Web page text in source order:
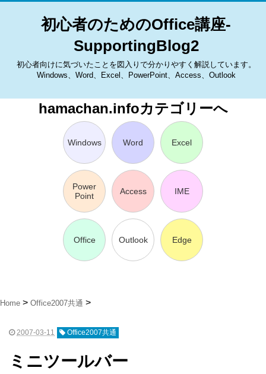
初心者のためのOffice講座-
SupportingBlog2
初心者向けに気づいたことを図入りで分かりやすく解説しています。
Windows、Word、Excel、PowerPoint、Access、Outlook
hamachan.infoカテゴリーへ
Windows Word Excel
Power
Point
Access IME
Office Outlook Edge
Home Office2007共通
2007-03-11 Office2007共通
ミニツールバー